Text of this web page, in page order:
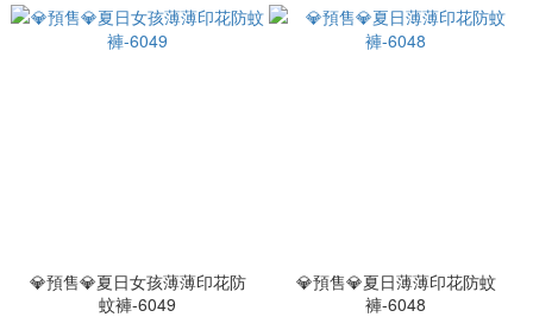
💎預售💎夏日女孩薄薄印花防
蚊褲-6049
💎預售💎夏日薄薄印花防蚊
褲-6048